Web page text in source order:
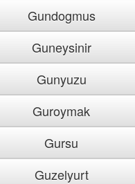
Gundogmus
Guneysinir
Gunyuzu
Guroymak
Gursu
Guzelyurt